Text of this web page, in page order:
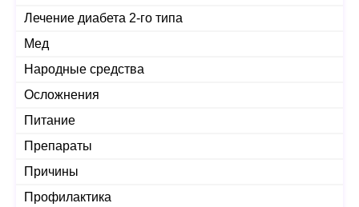
Лечение диабета 2-го типа
Мед
Народные средства
Осложнения
Питание
Препараты
Причины
Профилактика